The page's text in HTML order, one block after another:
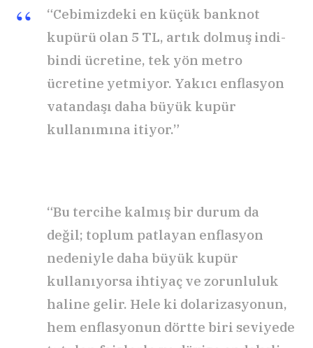
“Cebimizdeki en küçük banknot
kupürü olan 5 TL, artık dolmuş indi-
bindi ücretine, tek yön metro
ücretine yetmiyor. Yakıcı enflasyon
vatandaşı daha büyük kupür
kullanımına itiyor.”
“Bu tercihe kalmış bir durum da
değil; toplum patlayan enflasyon
nedeniyle daha büyük kupür
kullanıyorsa ihtiyaç ve zorunluluk
haline gelir. Hele ki dolarizasyonun,
hem enflasyonun dörtte biri seviyede